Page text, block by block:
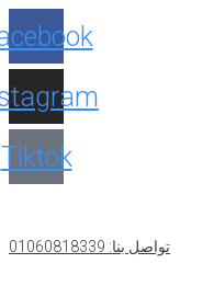
Tiktok
تواصل بنا: 01060818339